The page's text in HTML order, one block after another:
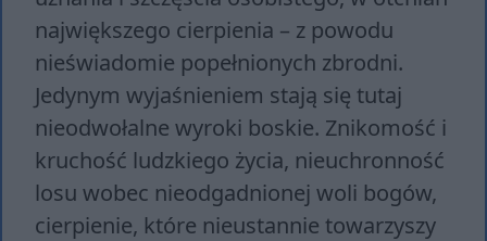
największego cierpienia – z powodu
nieświadomie popełnionych zbrodni.
Jedynym wyjaśnieniem stają się tutaj
nieodwołalne wyroki boskie. Znikomość i
kruchość ludzkiego życia, nieuchronność
losu wobec nieodgadnionej woli bogów,
cierpienie, które nieustannie towarzyszy